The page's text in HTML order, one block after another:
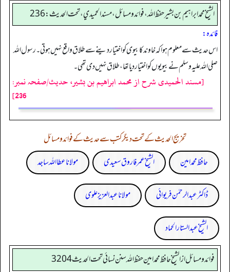
الشيخ محمد ابراهيم بن بشير حفظ الله، فوائد و مسائل، مسند الحميدي، تحت الحديث:236
فائدہ:
اس حدیث سے معلوم ہوا کہ خاوند کا بیوی کو اختیار دینے سے طلاق واقع نہیں ہوتی۔ رسول اللہ
صلی اللہ علیہ وسلم نے بیویوں کو اختیار دیا تھا، طلاق نہیں دی تھی۔
[مسند الحمیدی شرح از محمد ابراهيم بن بشير، حدیث/صفحہ نمبر:
236]
تخریج الحدیث کے تحت دیگر کتب سے حدیث کے فوائد و مسائل
حافظ محمد امین
الشیخ عمر فاروق سعیدی مولانا عطا اللہ ساجد
ڈاکٹر عبدالرحمٰن فریوائی مولانا عبد العزیز علوی
الشیخ عبدالستار الحماد
فوائد ومسائل از الشيخ حافظ محمد امين حفظ الله سنن نسائي تحت الحديث3204